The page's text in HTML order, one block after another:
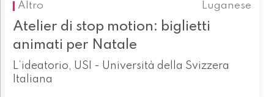
Altro
Luganese
Atelier di stop motion: biglietti
animati per Natale
L’ideatorio, USI - Università della Svizzera
Italiana